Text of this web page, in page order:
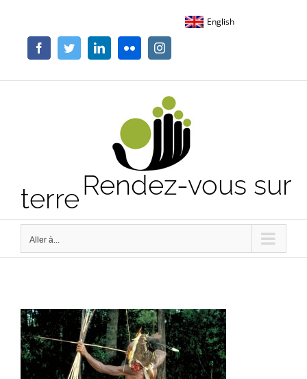
contenu
English
FacebookTwitterLinkedInFlickr Instagram
Rendez-vous sur
terre
Aller à...